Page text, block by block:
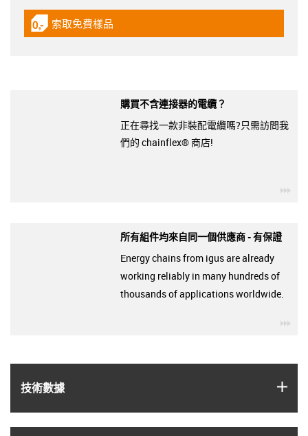
技術數據
igus-icon-gratismuster
索取免費樣品
購買不含連接器的電纜？
正在尋找一款非裝配電纜嗎?只需訪問我
們的 chainflex® 商店!
所有組件均來自同一個供應商 - 有保證
Energy chains from igus are already
working reliably in many hundreds of
thousands of applications worldwide.